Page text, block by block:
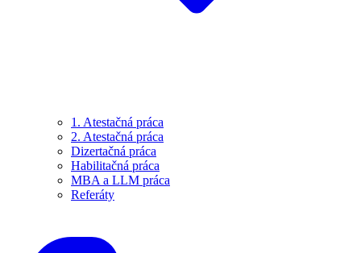
1. Atestačná práca
2. Atestačná práca
Dizertačná práca
Habilitačná práca
MBA a LLM práca
Referáty